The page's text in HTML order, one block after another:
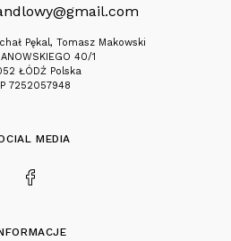
Pękal, Tomasz Makowski
40/1
ŁÓDŹ Polska
7252057948
MEDIA